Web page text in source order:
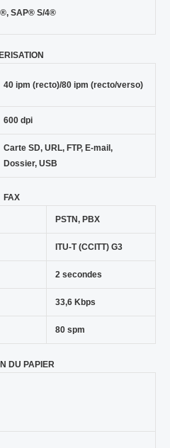
SAP® S/4®
40 ipm (recto)/80 ipm (recto/verso)
600 dpi
Carte SD, URL, FTP, E-mail,
Dossier, USB
FAX
PSTN, PBX
ITU-T (CCITT) G3
2 secondes
33,6 Kbps
80 spm
DU PAPIER